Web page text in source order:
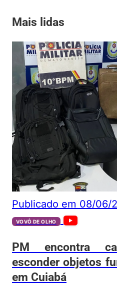
Mais lidas
Publicado em 08/06/
VOVÔ DE OLHO
PM encontra
esconder objetos
em Cuiabá